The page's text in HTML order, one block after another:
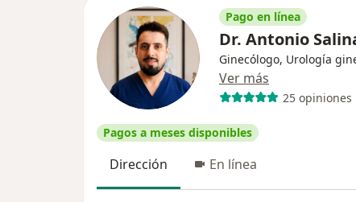
Pago en línea
Dr. Antonio
Ginecólogo, Urología
Ver más
25 opiniones
Pagos a meses disponibles
Dirección En línea